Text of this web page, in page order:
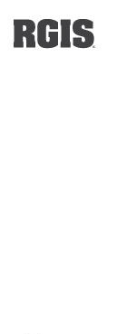
content